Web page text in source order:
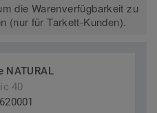
die Warenverfügbarkeit zu
(nur für Tarkett-Kunden).
NATURAL
40